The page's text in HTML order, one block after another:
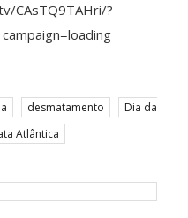
CAsTQ9TAHri/?
desmatamento
Dia da
Atlântica